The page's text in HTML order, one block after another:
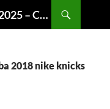
Camisetas Basket Baratas 2024/2025 – Camisetas NBA
2018 nike knicks